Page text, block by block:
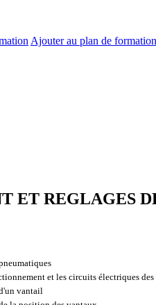
Ajouter au plan de formation
ET REGLAGES
et les circuits électriques des
vantail